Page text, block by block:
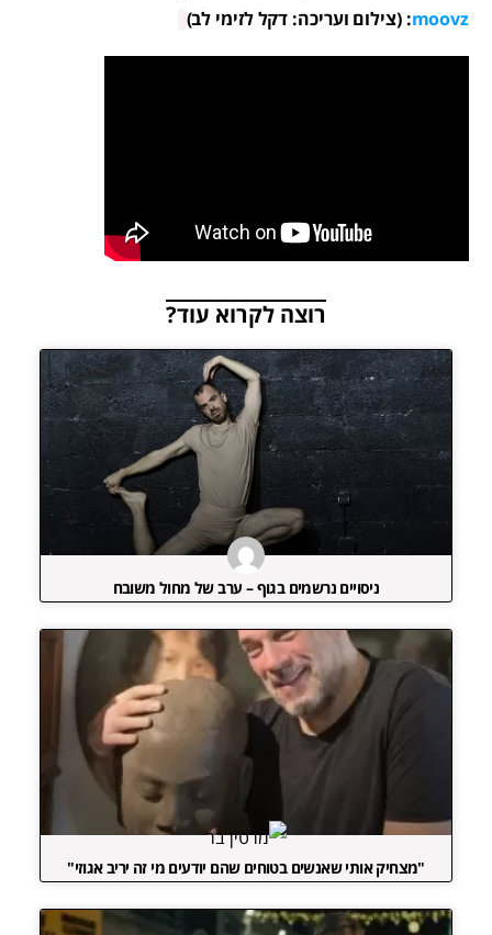
moovz: (צילום ועריכה: דקל לזימי לב)
רוצה לקרוא עוד?
ניסויים נרשמים בגוף – ערב של מחול משובח
"מצחיק אותי שאנשים בטוחים שהם יודעים מי זה יריב אגוזי"